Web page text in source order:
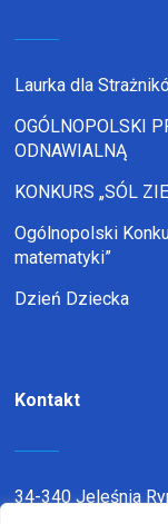
Laurka dla
OGÓLNOPOLSKI
ODNAWIALNĄ
KONKURS „SÓL
Ogólnopolski
matematyki”
Dzień Dziecka
Kontakt
34-340 Jeleśnia